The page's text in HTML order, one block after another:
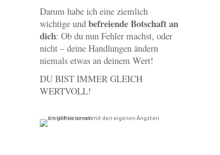
Darum habe ich eine ziemlich
wichtige und befreiende Botschaft an
dich: Ob du nun Fehler machst, oder
nicht – deine Handlungen ändern
niemals etwas an deinem Wert!
DU BIST IMMER GLEICH
WERTVOLL!